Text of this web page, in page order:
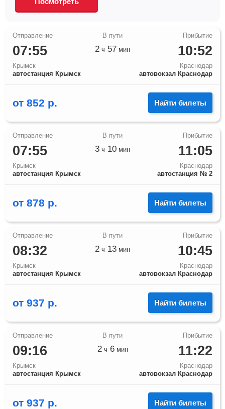
07:55
Крымск
автостанция Крымск
10:52
Краснодар
автовокзал Краснодар
2 ч 57 мин
от 852 р. Найти билеты
07:55
Крымск
автостанция Крымск
11:05
Краснодар
автостанция № 2
3 ч 10 мин
от 878 р. Найти билеты
08:32
Крымск
автостанция Крымск
10:45
Краснодар
автовокзал Краснодар
2 ч 13 мин
от 937 р. Найти билеты
09:16
Крымск
автостанция Крымск
11:22
Краснодар
автовокзал Краснодар
2ч 6мин
от 937 р. Найти билеты